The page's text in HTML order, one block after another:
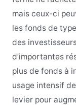
mais ceux-ci
les fonds de
des
d’importantes
plus de fonds à
usage intensif
levier pour